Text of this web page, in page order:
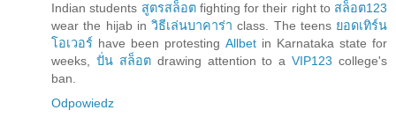
Indian students สูตรสล็อตfighting for their right to สล็อต123
wear the hijab in วิธีเล่นบาคาร่า class. The teens ยอดเทิร์น
โอเวอร์ have been protesting Allbetin Karnataka state for
weeks, ปั่น สล็อตdrawing attention to aVIP123 college's
ban.
Odpowiedz